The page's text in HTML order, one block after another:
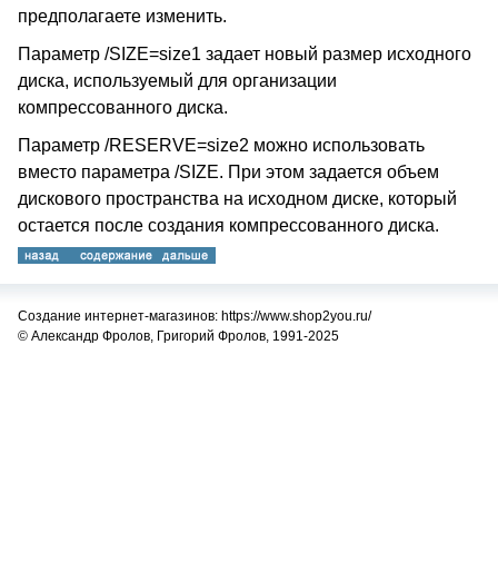
предполагаете изменить.
Параметр /SIZE=size1 задает новый размер исходного
диска, используемый для организации
компрессованного диска.
Параметр /RESERVE=size2 можно использовать
вместо параметра /SIZE. При этом задается объем
дискового пространства на исходном диске, который
остается после создания компрессованного диска.
Создание интернет-магазинов: https://www.shop2you.ru/
© Александр Фролов, Григорий Фролов, 1991-2025